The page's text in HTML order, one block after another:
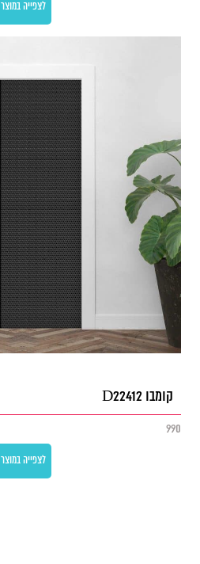
לצפייה במוצר
קומבו D22412
990
לצפייה במוצר